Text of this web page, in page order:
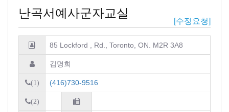
난곡서예사군자교실
[수정요청]
85 Lockford , Rd., Toronto, ON. M2R 3A8
김명희
(1) (416)730-9516
(2)